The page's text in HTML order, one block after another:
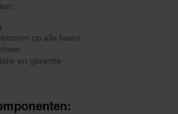
op alle fasen
en garantie